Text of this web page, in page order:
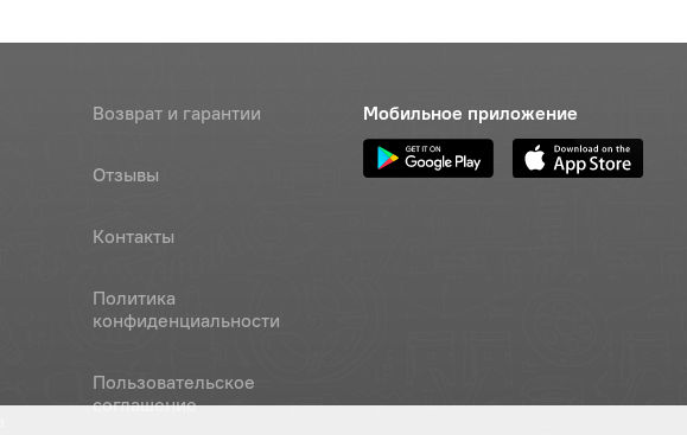
консультанту
Наличие
Обратитесь к
Возврат и гарантии
Отзывы
Контакты
Политика
конфиденциальности
Пользовательское
соглашение
Мобильное приложение